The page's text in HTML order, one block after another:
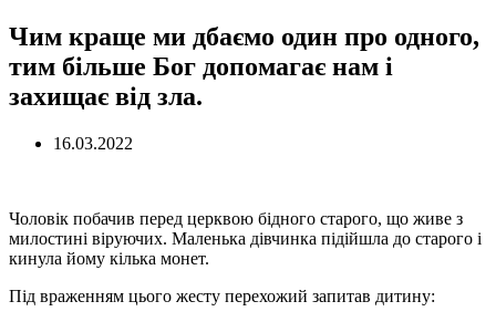
Чим краще ми дбаємо один про одного,
тим більше Бог допомагає нам і
захищає від зла.
16.03.2022
Чоловік побачив перед церквою бідного старого, що живе з
милостині віруючих. Маленька дівчинка підійшла до старого і
кинула йому кілька монет.
Під враженням цього жесту перехожий запитав дитинy: